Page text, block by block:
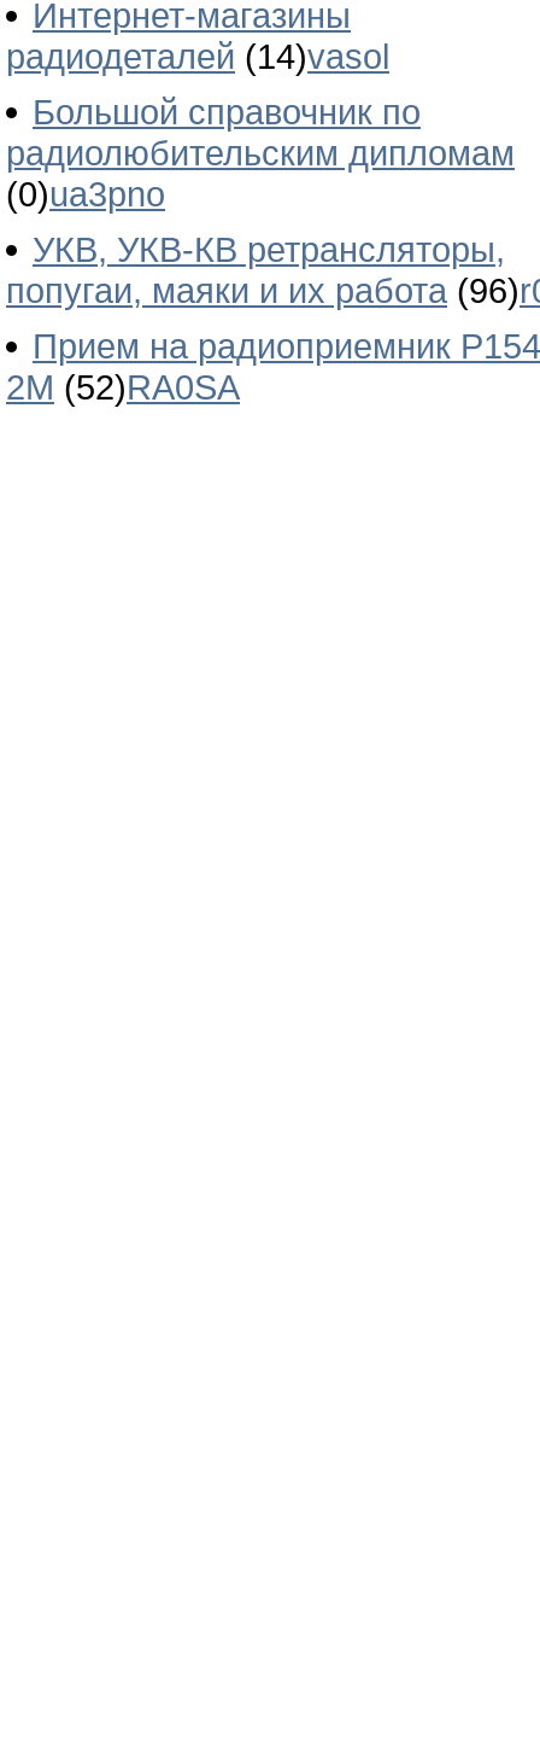
Интернет-магазины
радиодеталей (14)vasol
Большой справочник по
радиолюбительским дипломам
(0)ua3pno
УКВ, УКВ-КВ ретрансляторы,
попугаи, маяки и их работа (96)
Прием на радиоприемник
2М (52)RA0SA